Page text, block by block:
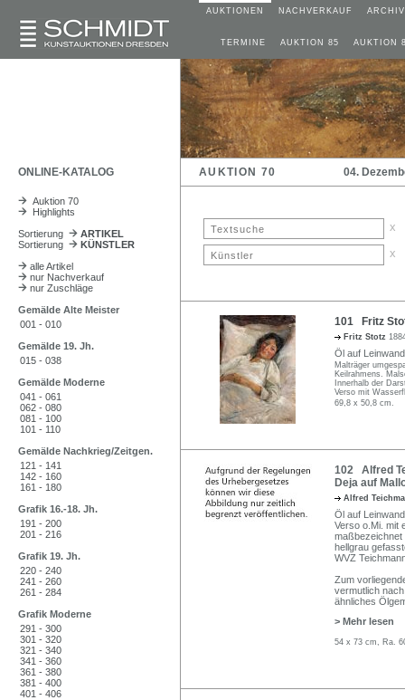
AUKTIONEN NACHVERKAUF ARCHIV
TERMINE AUKTION 85 AUKTION
ONLINE-KATALOG AUKTION 70 04.
Auktion 70
Highlights
Sortierung
ARTIKEL
Sortierung
KÜNSTLER
alle Artikel
nur Nachverkauf
nur Zuschläge
Gemälde Alte Meister
001 - 010
Gemälde 19. Jh.
015 - 038
Gemälde Moderne
041 - 061
062 - 080
081 - 100
101 - 110
Gemälde Nachkrieg/Zeitgen.
121 - 141
142 - 160
161 - 180
Grafik 16.-18. Jh.
191 - 200
201 - 216
Grafik 19. Jh.
220 - 240
241 - 260
261 - 284
Grafik Moderne
291 - 300
301 - 320
321 - 340
341 - 360
361 - 380
381 - 400
401 - 406
x
x
101 Fritz
Fritz Stotz
Öl auf
Malträger
Keilrahmens.
Innerhalb der
Verso mit
69,8 x 50,8 cm.
102 Alfred
Deja auf
Alfred
Öl auf
Verso o.Mi. mit
maßbezeichnet
hellgrau
WVZ
Zum
vermutlich
ähnliches
> Mehr lesen
54 x 73 cm, Ra.